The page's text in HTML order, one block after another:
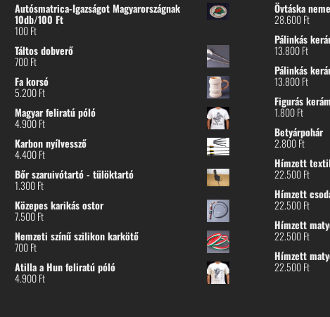
Autósmatrica-Igazságot Magyarországnak
10db/100 Ft
100Ft
Táltos dobverő
700Ft
Fa korsó
5.200Ft
Magyar feliratú póló
4.900Ft
Karbon nyílvessző
4.400Ft
Bőr szaruivótartó - tülöktartó
1.300Ft
Közepes karikás ostor
7.500Ft
Nemzeti színű szilikon karkötő
700Ft
Atilla a Hun feliratú póló
4.900Ft
Övtáska
28.600Ft
Pálinkás
13.800Ft
Pálinkás
13.800Ft
Figurás
1.800Ft
Betyárpohár
2.800Ft
Hímzett
22.500Ft
Hímzett
22.500Ft
Hímzett
22.500Ft
Hímzett
22.500Ft